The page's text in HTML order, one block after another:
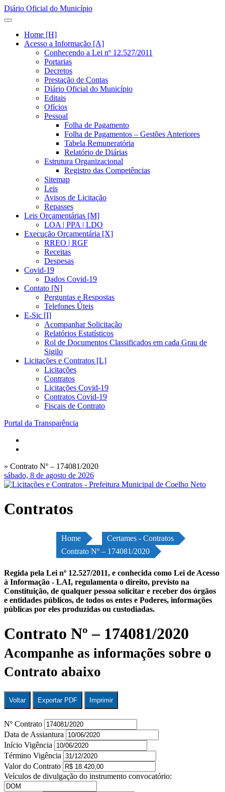
Diário Oficial do Município
Home [H]
Acesso a Informação [A]
Conhecendo a Lei nº 12.527/2011
Portarias
Decretos
Prestação de Contas
Diário Oficial do Município
Editais
Ofícios
Pessoal
Folha de Pagamento
Folha de Pagamentos – Gestões Anteriores
Tabela Remuneratória
Relatório de Diárias
Estrutura Organizacional
Registro das Competências
Sitemap
Leis
Avisos de Licitação
Repasses
Leis Orçamentárias [M]
LOA | PPA | LDO
Execução Orçamentária [X]
RREO | RGF
Receitas
Despesas
Covid-19
Dados Covid-19
Contato [N]
Perguntas e Respostas
Telefones Úteis
E-Sic [I]
Acompanhar Solicitação
Relatórios Estatísticos
Rol de Documentos Classificados em cada Grau de
Sigilo
Licitações e Contratos [L]
Licitações
Contratos
Licitações Covid-19
Contratos Covid-19
Fiscais de Contrato
Portal da Transparência
» Contrato Nº – 174081/2020
sábado, 8 de agosto de 2026
Contratos
Home
Certames - Contratos
Contrato Nº – 174081/2020
Regida pela Lei nº 12.527/2011, e conhecida como Lei de Acesso
à Informação - LAI, regulamenta o direito, previsto na
Constituição, de qualquer pessoa solicitar e receber dos órgãos
e entidades públicos, de todos os entes e Poderes, informações
públicas por eles produzidas ou custodiadas.
Contrato Nº – 174081/2020
Acompanhe as informações sobre o
Contrato abaixo
Voltar Exportar PDF Imprimir
Nº Contrato
Data de Assiantura
Início Vigência
Término Vigência
Valor do Contrato
Veículos de divulgação do instrumento convocatório: